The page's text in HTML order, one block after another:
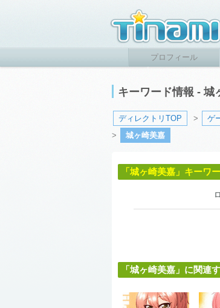
プロフィール
キーワード情報 - 城
ディレクトリTOP > ゲ
>
城ヶ崎美嘉
「城ヶ崎美嘉」キーワ
「城ヶ崎美嘉」に関連